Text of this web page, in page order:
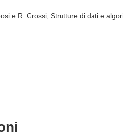
e R. Grossi, Strutture di dati e